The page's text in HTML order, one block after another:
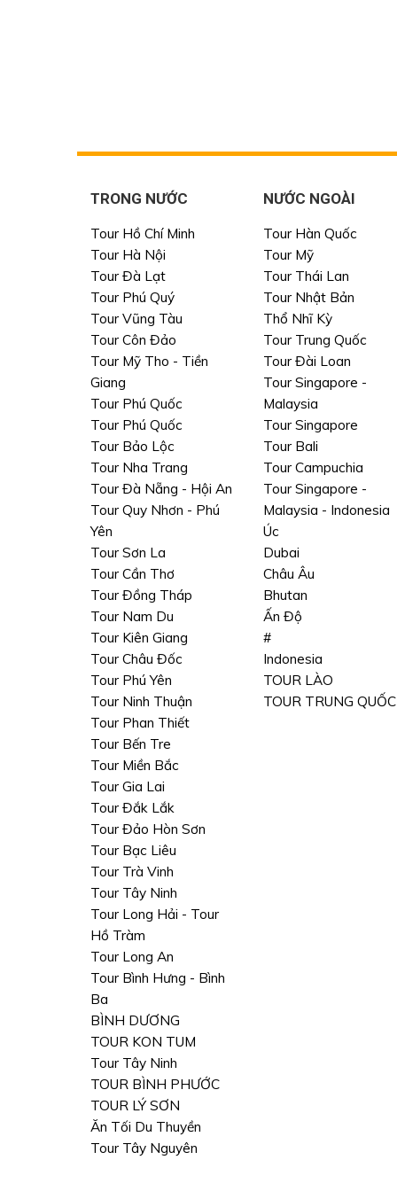
TRONG NƯỚC
Tour Hồ Chí Minh
Tour Hà Nội
Tour Đà Lạt
Tour Phú Quý
Tour Vũng Tàu
Tour Côn Đảo
Tour Mỹ Tho - Tiền
Giang
Tour Phú Quốc
Tour Phú Quốc
Tour Bảo Lộc
Tour Nha Trang
Tour Đà Nẵng - Hội An
Tour Quy Nhơn - Phú
Yên
Tour Sơn La
Tour Cần Thơ
Tour Đồng Tháp
Tour Nam Du
Tour Kiên Giang
Tour Châu Đốc
Tour Phú Yên
Tour Ninh Thuận
Tour Phan Thiết
Tour Bến Tre
Tour Miền Bắc
Tour Gia Lai
Tour Đắk Lắk
Tour Đảo Hòn Sơn
Tour Bạc Liêu
Tour Trà Vinh
Tour Tây Ninh
Tour Long Hải - Tour
Hồ Tràm
Tour Long An
Tour Bình Hưng - Bình
Ba
BÌNH DƯƠNG
TOUR KON TUM
Tour Tây Ninh
TOUR BÌNH PHƯỚC
TOUR LÝ SƠN
Ăn Tối Du Thuyền
Tour Tây Nguyên
NƯỚC NGOÀI
Tour Hàn Quốc
Tour Mỹ
Tour Thái Lan
Tour Nhật Bản
Thổ Nhĩ Kỳ
Tour Trung Quốc
Tour Đài Loan
Tour Singapore -
Malaysia
Tour Singapore
Tour Bali
Tour Campuchia
Tour Singapore -
Malaysia - Indonesia
Úc
Dubai
Châu Âu
Bhutan
Ấn Độ
#
Indonesia
TOUR LÀO
TOUR TRUNG QUỐC